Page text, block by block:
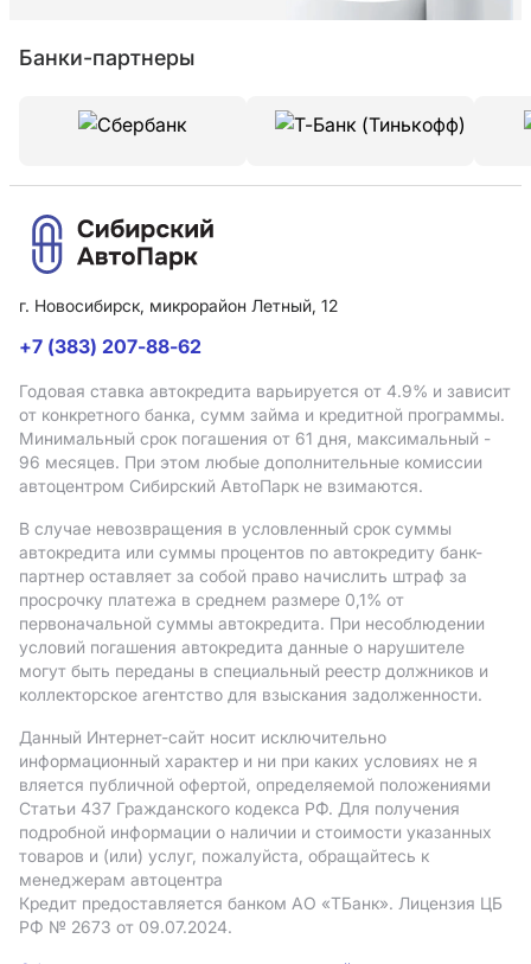
Банки-партнеры
г. Новосибирск, микрорайон Летный, 12
+7 (383) 207-88-62
Годовая ставка автокредита варьируется от 4.9% и зависит
от конкретного банка, сумм займа и кредитной программы.
Минимальный срок погашения от 61 дня, максимальный -
96 месяцев. При этом любые дополнительные комиссии
автоцентром Сибирский АвтоПарк не взимаются.
В случае невозвращения в условленный срок суммы
автокредита или суммы процентов по автокредиту банк-
партнер оставляет за собой право начислить штраф за
просрочку платежа в среднем размере 0,1% от
первоначальной суммы автокредита. При несоблюдении
условий погашения автокредита данные о нарушителе
могут быть переданы в специальный реестр должников и
коллекторское агентство для взыскания задолженности.
Данный Интернет-сайт носит исключительно
информационный характер и ни при каких условиях не я
вляется публичной офертой, определяемой положениями
Статьи 437 Гражданского кодекса РФ. Для получения
подробной информации о наличии и стоимости указанных
товаров и (или) услуг, пожалуйста, обращайтесь к
менеджерам автоцентра
Кредит предоставляется банком АO «ТБанк». Лицензия ЦБ
РФ № 2673 от 09.07.2024.